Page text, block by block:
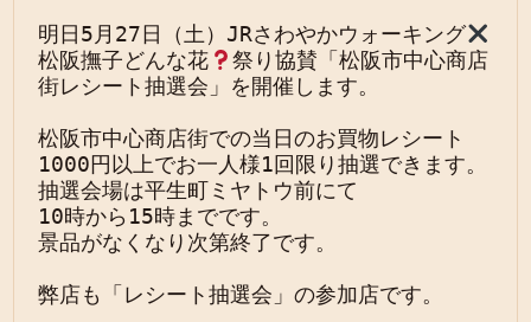
明日5月27日（土）JRさわやかウォーキング
松阪撫子どんな花
祭り協賛「松阪市中心商店
街レシート抽選会」を開催します。
松阪市中心商店街での当日のお買物レシート
1000円以上でお一人様1回限り抽選できます。
抽選会場は平生町ミヤトウ前にて
10時から15時までです。
景品がなくなり次第終了です。
弊店も「レシート抽選会」の参加店です。